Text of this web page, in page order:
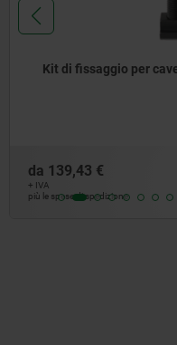
per cave a T
€
di spedizione